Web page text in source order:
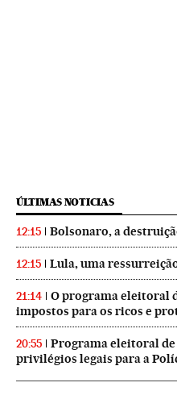
ÚLTIMAS NOTICIAS
12:15 Bolsonaro, a
12:15 Lula, uma
21:14
O programa eleitoral
impostos para os ricos e
20:55
Programa eleitoral
privilégios legais para a